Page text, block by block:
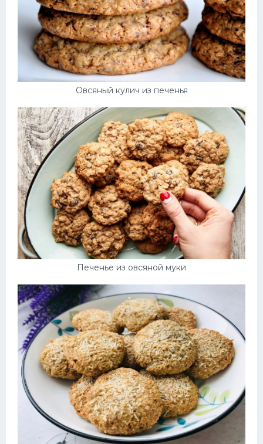
Овсяный кулич из печенья
Печенье из овсяной муки